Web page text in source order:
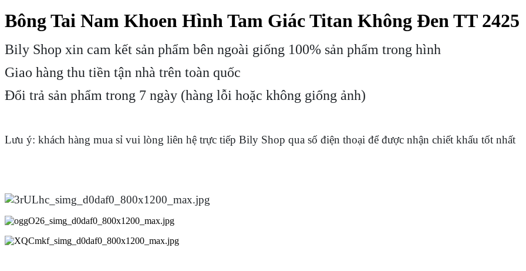
Bông Tai Nam Khoen Hình Tam Giác Titan Không Đen TT 2425
Bily Shop xin cam kết sản phẩm bên ngoài giống 100% sản phẩm trong hình
Giao hàng thu tiền tận nhà trên toàn quốc
Đổi trả sản phẩm trong 7 ngày (hàng lỗi hoặc không giống ảnh)
Lưu ý: khách hàng mua sỉ vui lòng liên hệ trực tiếp Bily Shop qua số điện thoại để được nhận chiết khấu tốt nhất